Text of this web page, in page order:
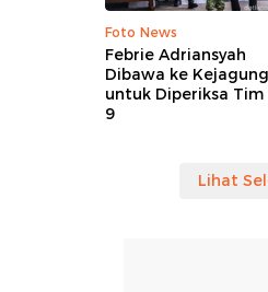
Foto News
Febrie Adriansyah
Dibawa ke Kejagung
untuk Diperiksa Tim
9
Lihat